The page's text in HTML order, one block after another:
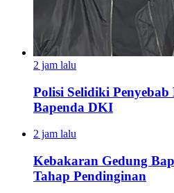
2 jam lalu
Polisi Selidiki
Bapenda DKI
2 jam lalu
Kebakaran Gedung
Tahap Pendinginan